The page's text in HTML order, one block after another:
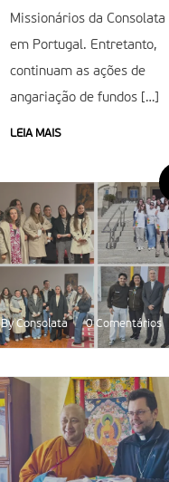
Missionários da Consolata
em Portugal. Entretanto,
continuam as ações de
angariação de fundos […]
LEIA MAIS
By Consolata 0 Comentários